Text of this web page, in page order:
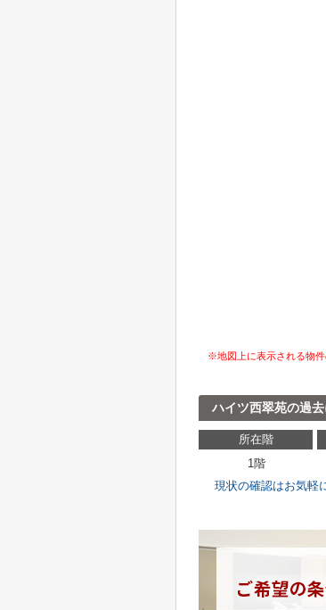
※地図上に表示される物件
ハイツ西翠苑の過
所在階
1階
現状の確認はお気軽